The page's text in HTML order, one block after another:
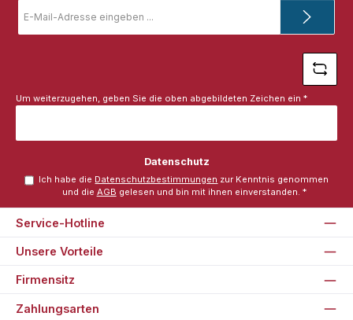
Mail-
Adresse
Um weiterzugehen, geben Sie die oben abgebildeten Zeichen ein *
Datenschutz
Ich habe die Datenschutzbestimmungen zur Kenntnis genommen
und die AGB gelesen und bin mit ihnen einverstanden. *
Service-Hotline
Unsere Vorteile
Firmensitz
Zahlungsarten